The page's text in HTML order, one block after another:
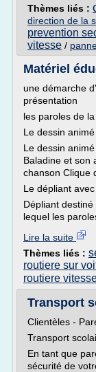
Thèmes liés :
direction de la
prevention
vitesse /
Matériel
une démarche
présentation
les paroles de
Le dessin
Le dessin
Baladine et son
chanson Clique
Le dépliant
Dépliant
lequel les
Lire la suite
Thèmes liés :
routiere sur
routiere
Transport
Clientèles -
Transport
En tant que
sécurité de